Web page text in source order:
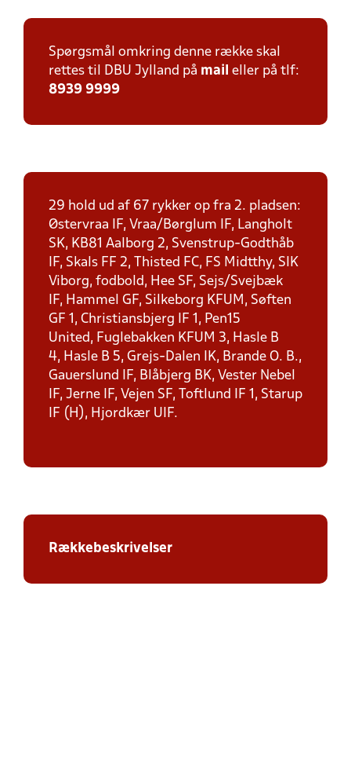
Spørgsmål omkring denne række skal
rettes til DBU Jylland på mail eller på tlf:
8939 9999
29 hold ud af 67 rykker op fra 2. pladsen:
Østervraa IF, Vraa/Børglum IF, Langholt
SK, KB81 Aalborg 2, Svenstrup-Godthåb
IF, Skals FF 2, Thisted FC, FS Midtthy, SIK
Viborg, fodbold, Hee SF, Sejs/Svejbæk
IF, Hammel GF, Silkeborg KFUM, Søften
GF 1, Christiansbjerg IF 1, Pen15
United, Fuglebakken KFUM 3, Hasle B
4, Hasle B 5, Grejs-Dalen IK, Brande O. B.,
Gauerslund IF, Blåbjerg BK, Vester Nebel
IF, Jerne IF, Vejen SF, Toftlund IF 1, Starup
IF (H), Hjordkær UIF.
Rækkebeskrivelser